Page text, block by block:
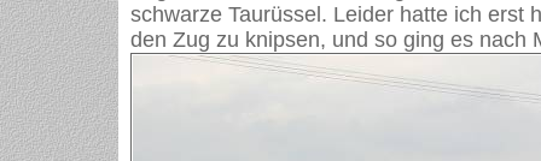
schwarze Taurüssel. Leider hatte ich erst
den Zug zu knipsen, und so ging es nach